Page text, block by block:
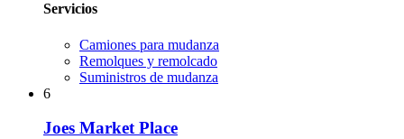
Servicios
Camiones para mudanza
Remolques y remolcado
Suministros de mudanza
6
Joes Market Place